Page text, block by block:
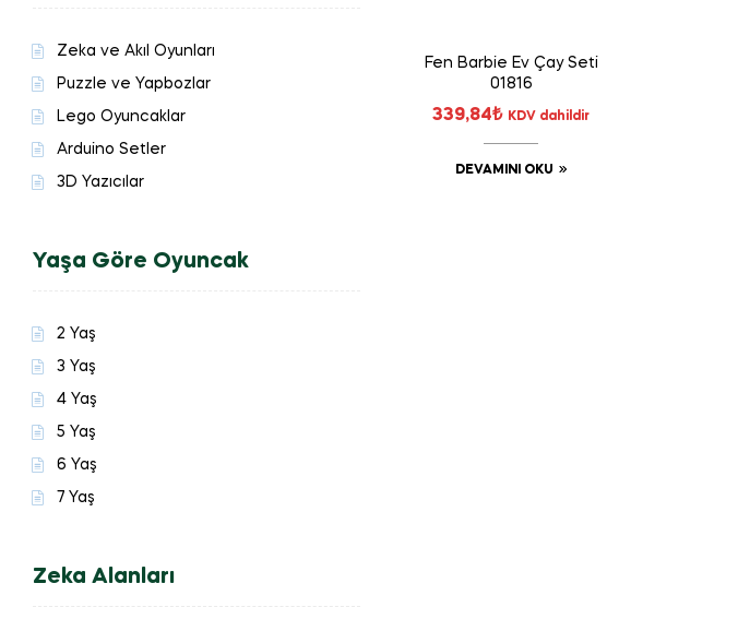
Fen Barbie Ev Çay Seti
01816
339,84₺ KDV dahildir
DEVAMINI OKU
Zeka ve Akıl Oyunları
Puzzle ve Yapbozlar
Lego Oyuncaklar
Arduino Setler
3D Yazıcılar
Yaşa Göre Oyuncak
2 Yaş
3 Yaş
4 Yaş
5 Yaş
6 Yaş
7 Yaş
Zeka Alanları